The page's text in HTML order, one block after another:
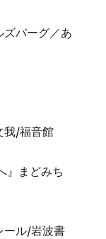
ズバーグ／あ
我/福音館
』まどみち
ール/岩波書